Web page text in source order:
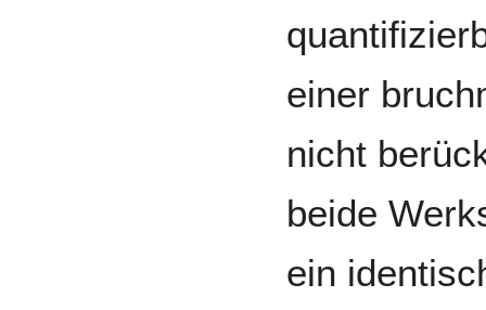
einer
nicht
beide
ein